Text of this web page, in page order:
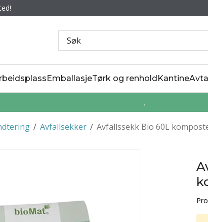
EmballasjeTørk og renholdKantine
.
/ /
Avfallsekker Avfallssekk Bio 60L